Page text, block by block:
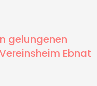
gelungenen
Ebnat